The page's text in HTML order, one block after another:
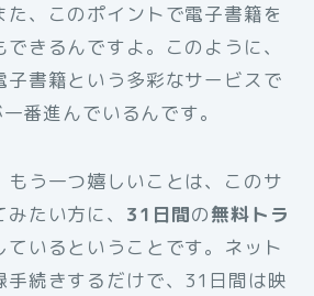
た、このポイントで電子書籍を
きるんですよ。このように、
子書籍という多彩なサービスで
番進んでいるんです。
もう一つ嬉しいことは、このサ
たい方に、 31日間の無料トラ
ているということです。ネット
手続きするだけで、31日間は映